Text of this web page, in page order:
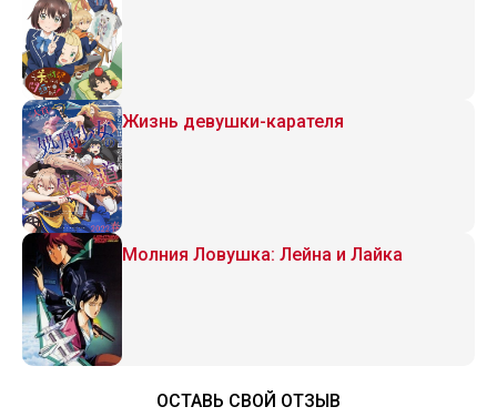
Жизнь девушки-карателя
Молния Ловушка: Лейна и Лайка
ОСТАВЬ СВОЙ ОТЗЫВ